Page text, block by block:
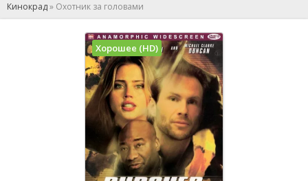
Кинокрад» Охотник за головами
Хорошее (HD)